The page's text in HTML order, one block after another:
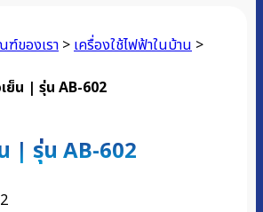
ของเรา >เครื่องใช้ไฟฟ้าในบ้าน >
ย็น | รุ่น AB-602
| รุ่น AB-602